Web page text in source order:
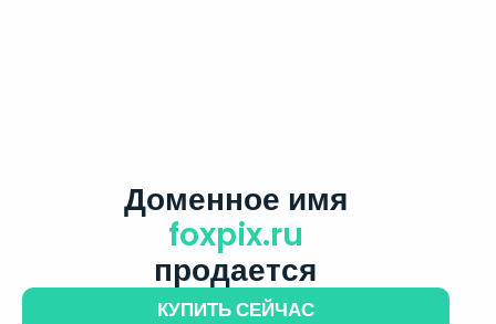
Доменное имя
foxpix.ru
продается
КУПИТЬ СЕЙЧАС